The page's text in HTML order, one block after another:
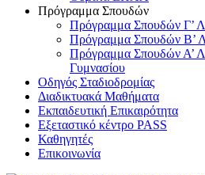
Πρόγραμμα Σπουδών
Πρόγραμμα Σπουδών Γ’
Πρόγραμμα Σπουδών Β’
Πρόγραμμα Σπουδών Α’
Γυμνασίου
Οδηγός Σταδιοδρομίας
Διαδικτυακά Μαθήματα
Εκπαιδευτική Επικαιρότητα
Εξεταστικό κέντρο PASS
Καθηγητές
Επικοινωνία